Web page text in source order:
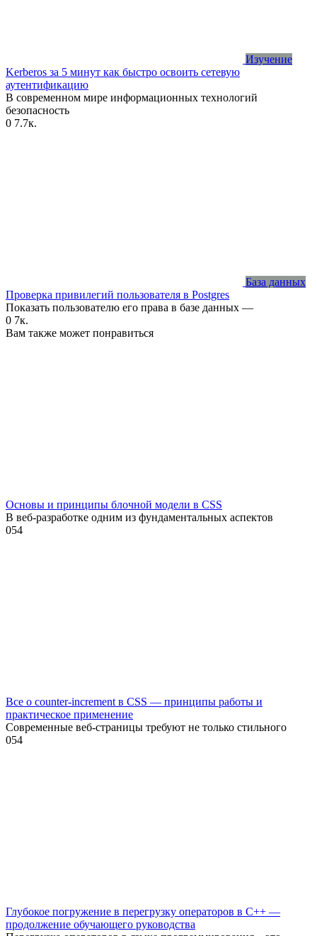
Изучение
Kerberos за 5 минут как быстро освоить сетевую
аутентификацию
В современном мире информационных технологий
безопасность
0 7.7к.
База данных
Проверка привилегий пользователя в Postgres
Показать пользователю его права в базе данных —
0 7к.
Вам также может понравиться
Основы и принципы блочной модели в CSS
В веб-разработке одним из фундаментальных аспектов
054
Все о counter-increment в CSS — принципы работы и
практическое применение
Современные веб-страницы требуют не только стильного
054
Глубокое погружение в перегрузку операторов в C++ —
продолжение обучающего руководства